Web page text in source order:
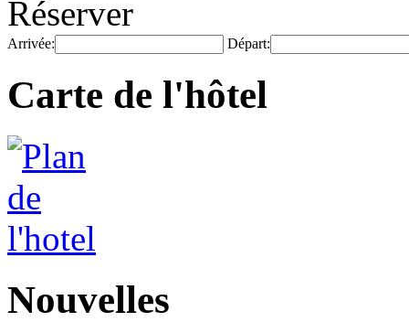
Réserver
Arrivée: Départ:
Carte de l'hôtel
Nouvelles